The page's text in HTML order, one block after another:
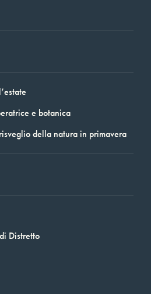
e botanica
della natura in primavera
Distretto